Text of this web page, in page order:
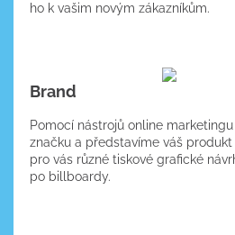
ho k vašim novým zákazníkům.
Brand
Pomocí nástrojů online
značku a představíme váš
pro vás různé tiskové grafické
po billboardy.